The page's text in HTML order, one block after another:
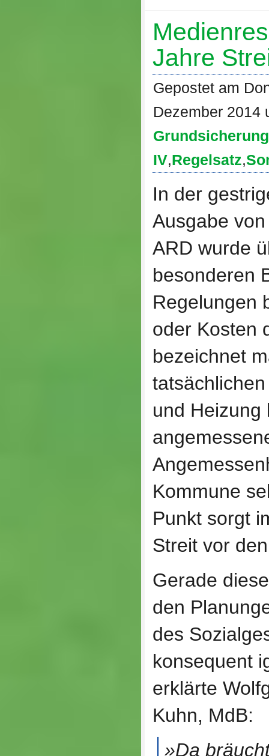
Jahre
Gepostet am
Dezember 2014
Grundsicherung
IV,Regelsatz,
In der
Ausgabe
ARD wurde
besonderen
Regelungen
oder Kosten
bezeichnet
und Heizung
Kommune
Punkt sorgt
Streit vor
Gerade
den
des
konsequent
erklärte
Kuhn, MdB:
»Da